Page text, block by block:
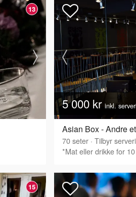
13
5 000 kr inkl.
Asian Box - Andre
70seter · Tilbyr
*Mat eller drikke for
15